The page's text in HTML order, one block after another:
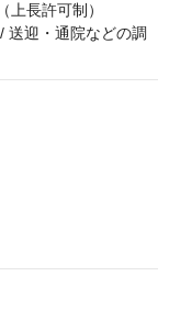
上長許可制）
送迎・通院などの調